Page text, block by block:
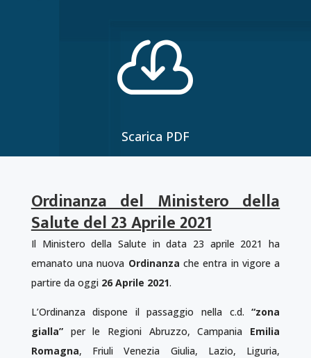

Scarica PDF
Ordinanza del Ministero della
Salute del 23 Aprile 2021
Il Ministero della Salute in data 23 aprile 2021 ha
emanato una nuova Ordinanzache entra in vigore a
partire da oggi 26 Aprile 2021.
L’Ordinanza dispone il passaggio nella c.d.“zona
gialla”per le Regioni Abruzzo, Campania Emilia
Romagna, Friuli Venezia Giulia, Lazio, Liguria,